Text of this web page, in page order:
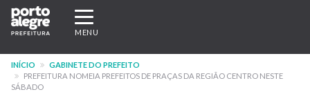
Pular
para
conteúdo
principal
Expandir/recolher
navegação
MENU
INÍCIO
GABINETE DO PREFEITO
PREFEITURA NOMEIA PREFEITOS DE PRAÇAS DA REGIÃO CENTRO NESTE
SÁBADO